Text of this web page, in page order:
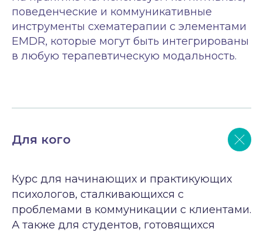
поведенческие и коммуникативные
инструменты схематерапии с элементами
EMDR, которые могут быть интегрированы
в любую терапевтическую модальность.
Для кого
Курс для начинающих и практикующих
психологов, сталкивающихся с
проблемами в коммуникации с клиентами.
А также для студентов, готовящихся